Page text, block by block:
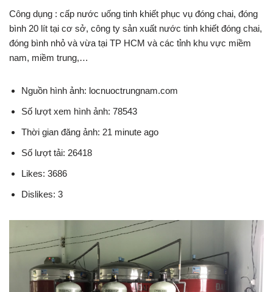
Công dụng : cấp nước uống tinh khiết phục vụ đóng chai, đóng
bình 20 lít tại cơ sở, công ty sản xuất nước tinh khiết đóng chai,
đóng bình nhỏ và vừa tại TP HCM và các tỉnh khu vực miềm
nam, miềm trung,…
Nguồn hình ảnh: locnuoctrungnam.com
Số lượt xem hình ảnh: 78543
Thời gian đăng ảnh: 21 minute ago
Số lượt tải: 26418
Likes: 3686
Dislikes: 3